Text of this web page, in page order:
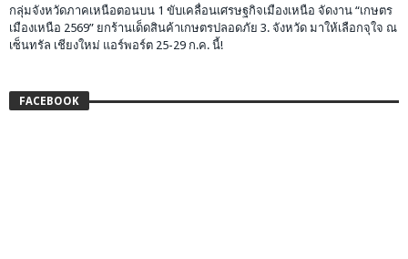
กลุ่มจังหวัดภาคเหนือตอนบน 1 ขับเคลื่อนเศรษฐกิจเมืองเหนือ จัดงาน “เกษตร
เมืองเหนือ 2569” ยกร้านเด็ดสินค้าเกษตรปลอดภัย 3. จังหวัด มาให้เลือกจุใจ ณ
เซ็นทรัล เชียงใหม่ แอร์พอร์ต 25-29 ก.ค. นี้!
FACEBOOK